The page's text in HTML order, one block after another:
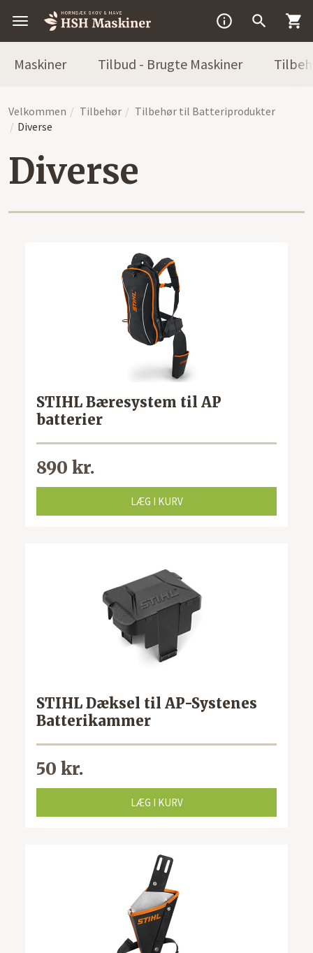
  
Maskiner Tilbud - Brugte Maskiner
Velkommen Tilbehør
Tilbehør til Batteriprodukter
Diverse
Diverse
STIHL Bæresystem til AP
batterier
890 kr.
LÆG I KURV
STIHL Dæksel til AP-Systenes
Batterikammer
50 kr.
LÆG I KURV